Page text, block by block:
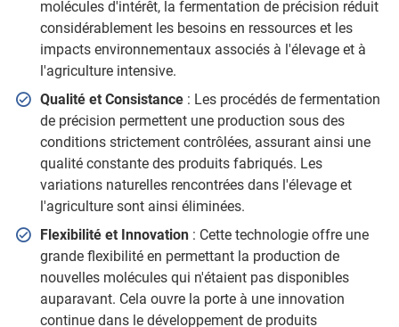
molécules d'intérêt, la fermentation de précision réduit
considérablement les besoins en ressources et les
impacts environnementaux associés à l'élevage et à
l'agriculture intensive.
Qualité et Consistance: Les procédés de fermentation
de précision permettent une production sous des
conditions strictement contrôlées, assurant ainsi une
qualité constante des produits fabriqués. Les
variations naturelles rencontrées dans l'élevage et
l'agriculture sont ainsi éliminées.
Flexibilité et Innovation: Cette technologie offre une
grande flexibilité en permettant la production de
nouvelles molécules qui n'étaient pas disponibles
auparavant. Cela ouvre la porte à une innovation
continue dans le développement de produits